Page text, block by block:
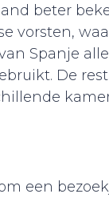
beter
vorsten,
Spanje
De
een